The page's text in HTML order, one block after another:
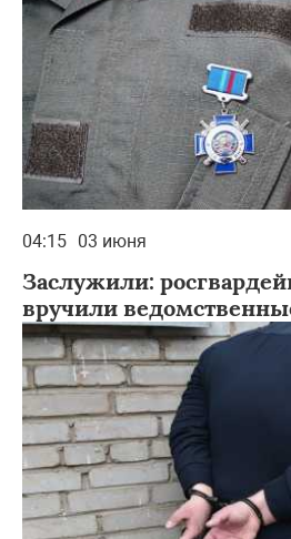
04:15 03 июня
Заслужили:
вручили